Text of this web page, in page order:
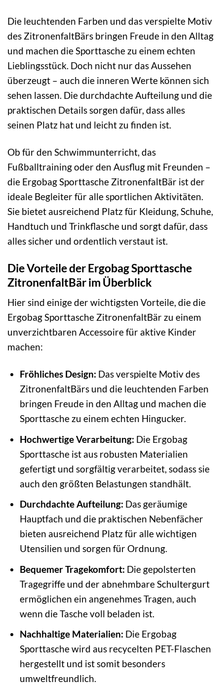
Die leuchtenden Farben und das verspielte Motiv
des ZitronenfaltBärs bringen Freude in den Alltag
und machen die Sporttasche zu einem echten
Lieblingsstück. Doch nicht nur das Aussehen
überzeugt – auch die inneren Werte können sich
sehen lassen. Die durchdachte Aufteilung und die
praktischen Details sorgen dafür, dass alles
seinen Platz hat und leicht zu finden ist.
Ob für den Schwimmunterricht, das
Fußballtraining oder den Ausflug mit Freunden –
die Ergobag Sporttasche ZitronenfaltBär ist der
ideale Begleiter für alle sportlichen Aktivitäten.
Sie bietet ausreichend Platz für Kleidung, Schuhe,
Handtuch und Trinkflasche und sorgt dafür, dass
alles sicher und ordentlich verstaut ist.
Die Vorteile der Ergobag Sporttasche
ZitronenfaltBär im Überblick
Hier sind einige der wichtigsten Vorteile, die die
Ergobag Sporttasche ZitronenfaltBär zu einem
unverzichtbaren Accessoire für aktive Kinder
machen:
Fröhliches Design: Das verspielte Motiv des
ZitronenfaltBärs und die leuchtenden Farben
bringen Freude in den Alltag und machen die
Sporttasche zu einem echten Hingucker.
Hochwertige Verarbeitung: Die Ergobag
Sporttasche ist aus robusten Materialien
gefertigt und sorgfältig verarbeitet, sodass sie
auch den größten Belastungen standhält.
Durchdachte Aufteilung: Das geräumige
Hauptfach und die praktischen Nebenfächer
bieten ausreichend Platz für alle wichtigen
Utensilien und sorgen für Ordnung.
Bequemer Tragekomfort: Die gepolsterten
Tragegriffe und der abnehmbare Schultergurt
ermöglichen ein angenehmes Tragen, auch
wenn die Tasche voll beladen ist.
Nachhaltige Materialien: Die Ergobag
Sporttasche wird aus recycelten PET-Flaschen
hergestellt und ist somit besonders
umweltfreundlich.